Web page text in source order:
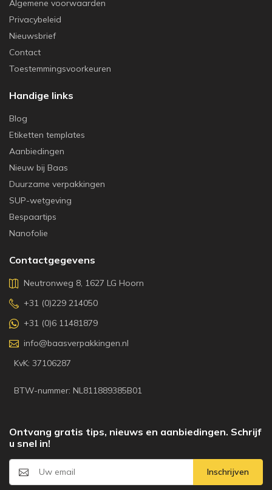
Algemene voorwaarden
Privacybeleid
Nieuwsbrief
Contact
Toestemmingsvoorkeuren
Handige links
Blog
Etiketten templates
Aanbiedingen
Nieuw bij Baas
Duurzame verpakkingen
SUP-wetgeving
Bespaartips
Nanofolie
Contactgegevens
Neutronweg 8, 1627 LG Hoorn
+31 (0)229 214050
+31 (0)6 11481879
info@baasverpakkingen.nl
KvK: 37106287
BTW-nummer: NL811889385B01
Ontvang gratis tips, nieuws en aanbiedingen. Schrijf
u snel in!
Inschrijven